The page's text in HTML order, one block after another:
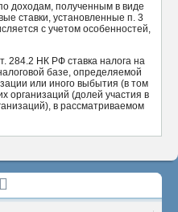
доходам, полученным в виде
ставки, установленные п. 3
с учетом особенностей,
284.2 НК РФ ставка налога на
базе, определяемой
или иного выбытия (в том
организаций (долей участия в
в рассматриваемом